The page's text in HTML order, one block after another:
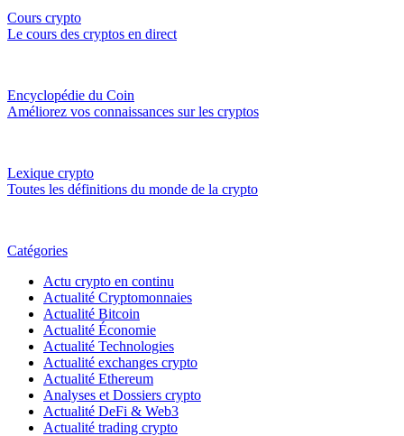
Cours crypto
Le cours des cryptos en direct
Encyclopédie du Coin
Améliorez vos connaissances sur les cryptos
Lexique crypto
Toutes les définitions du monde de la crypto
Catégories
Actu crypto en continu
Actualité Cryptomonnaies
Actualité Bitcoin
Actualité Économie
Actualité Technologies
Actualité exchanges crypto
Actualité Ethereum
Analyses et Dossiers crypto
Actualité DeFi & Web3
Actualité trading crypto